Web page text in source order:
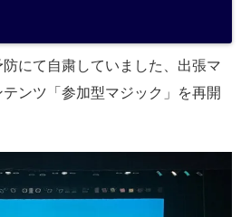
にて自粛していました、出張マ
ンツ「参加型マジック」を再開